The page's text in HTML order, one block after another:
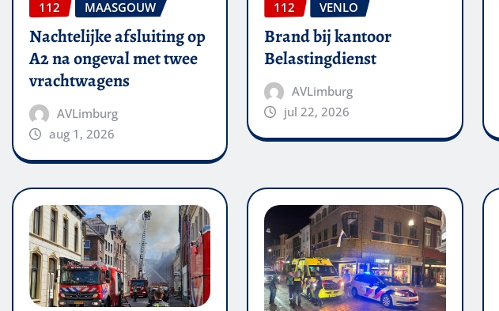
112 MAASGOUW
Nachtelijke afsluiting op
A2 na ongeval met twee
vrachtwagens
AVLimburg
aug 1, 2026
112 VENLO
Brand bij kantoor
Belastingdienst
AVLimburg
jul 22, 2026